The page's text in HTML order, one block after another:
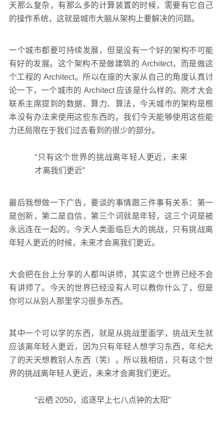
天那么复杂，有那么多的计算装置的时候，需要有它自己
的操作系统，这就是城市大脑从架构上要解决的问题。
一个城市都要可持续发展，但是没有一个好的架构不可能
有好的发展。这个架构不是做建筑的 Architect，而是做这
个工程的 Architect。所以在座的大家从自己的角度认真讨
论一下，一个城市的 Architect 应该是什么样的。刚才大会
联系主席提到的数据、算力、算法，今天城市的架构是根
本没有办法来使用这些东西的。我们今天能够使用这些能
力还局限在于我们过去看到的很少的部分。
“只有这个世界的挑战离年轻人更近，未来
才离我们更近”
最后我想做一下广告，要谈的事情跟三件事有关系：第一
是创新，第二是自信，第三个词就是年轻，这三个词是被
永远连在一起的。今天人类面临巨大的挑战，只有挑战离
年轻人更近的时候，未来才会离我们更近。
大会把在台上分享的人都叫讲师，其实这个世界已经不会
有讲师了。今天的世界已经没有人可以教你什么了，但是
你可以从别人那里学习很多东西。
其中一个可以学的东西，就是从挑战里面学，挑战天生就
应该离年轻人更近，因为只有年轻人想学习东西，年纪大
了的天天想教别人东西（笑）。所以我相信，只有这个世
界的挑战离年轻人更近，未来才会离我们更近。
“云栖 2050，追逐早上七八点钟的太阳”